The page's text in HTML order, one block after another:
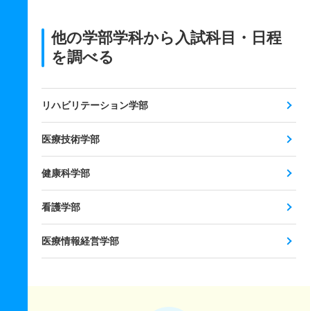
他の学部学科から入試科目・日程
を調べる
リハビリテーション学部
医療技術学部
健康科学部
看護学部
医療情報経営学部